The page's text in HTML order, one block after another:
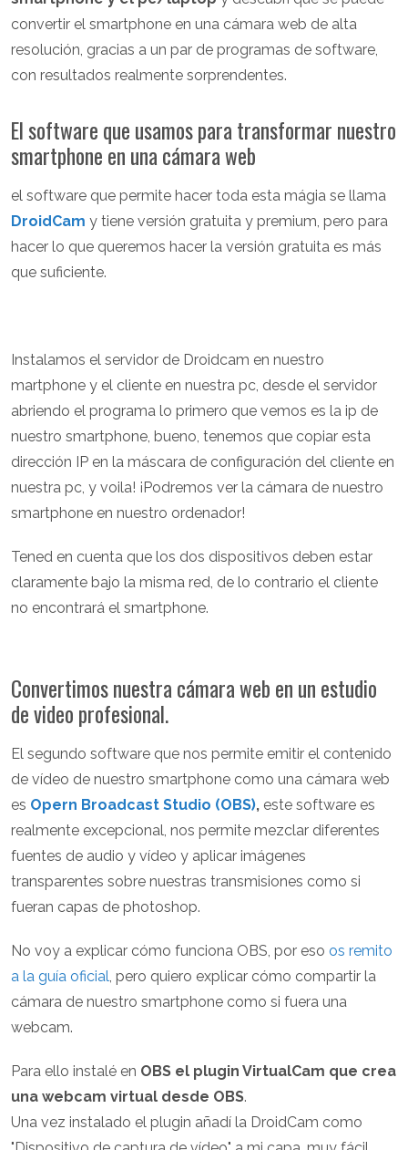
convertir el smartphone en una cámara web de alta
resolución, gracias a un par de programas de software,
con resultados realmente sorprendentes.
El software que usamos para transformar nuestro
smartphone en una cámara web
el software que permite hacer toda esta mágia se llama
DroidCam y tiene versión gratuita y premium, pero para
hacer lo que queremos hacer la versión gratuita es más
que suficiente.
Instalamos el servidor de Droidcam en nuestro
martphone y el cliente en nuestra pc, desde el servidor
abriendo el programa lo primero que vemos es la ip de
nuestro smartphone, bueno, tenemos que copiar esta
dirección IP en la máscara de configuración del cliente en
nuestra pc, y voila! ¡Podremos ver la cámara de nuestro
smartphone en nuestro ordenador!
Tened en cuenta que los dos dispositivos deben estar
claramente bajo la misma red, de lo contrario el cliente
no encontrará el smartphone.
Convertimos nuestra cámara web en un estudio
de video profesional.
El segundo software que nos permite emitir el contenido
de vídeo de nuestro smartphone como una cámara web
es Opern Broadcast Studio (OBS), este software es
realmente excepcional, nos permite mezclar diferentes
fuentes de audio y vídeo y aplicar imágenes
transparentes sobre nuestras transmisiones como si
fueran capas de photoshop.
No voy a explicar cómo funciona OBS, por eso os remito
a la guía oficial, pero quiero explicar cómo compartir la
cámara de nuestro smartphone como si fuera una
webcam.
Para ello instalé en OBS el plugin VirtualCam que crea
una webcam virtual desde OBS.
Una vez instalado el plugin añadí la DroidCam como